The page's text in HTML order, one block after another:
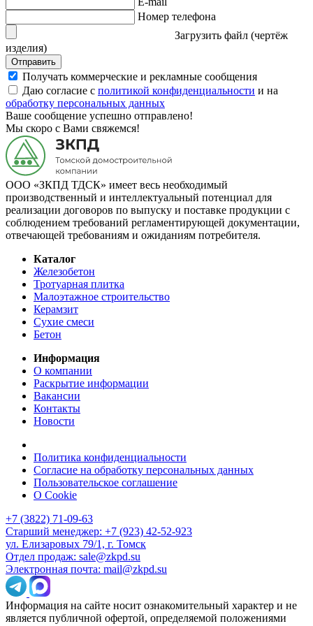
Номер телефона
Загрузить файл (чертёж
изделия)
Отправить
Получать коммерческие и рекламные сообщения
Даю согласие с политикой конфиденциальности и на
обработку персональных данных
Ваше сообщение успешно отправлено!
Мы скоро с Вами свяжемся!
ООО «ЗКПД ТДСК» имеет весь необходимый
производственный и интеллектуальный потенциал для
реализации договоров по выпуску и поставке продукции с
соблюдением требований регламентирующей документации,
отвечающей требованиям и ожиданиям потребителя.
Каталог
Железобетон
Тротуарная плитка
Малоэтажное строительство
Керамзит
Сухие смеси
Бетон
Информация
О компании
Раскрытие информации
Вакансии
Контакты
Новости
Политика конфиденциальности
Согласие на обработку персональных данных
Пользовательское соглашение
О Cookie
+7 (3822) 71-09-63
Старший менеджер: +7 (923) 42-52-923
ул. Елизаровых 79/1, г. Томск
Отдел продаж: sale@zkpd.su
Электронная почта: mail@zkpd.su
Информация на сайте носит ознакомительный характер и не
является публичной офертой, определяемой положениями